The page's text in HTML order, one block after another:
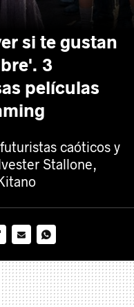
si te gustan
3
películas
caóticos y
Stallone,
MAIL